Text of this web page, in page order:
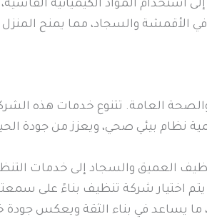
المواد الكيميائية
في الأقمشة والسجاد، مما يمنح
العامة. تتنوع خدمات هذه
نظام بيئي صحي، ويعزز من جودة
العميق والسجاد إلى خدمات
اختيار شركة تنظيف بناءً على
ما يساعد في بناء الثقة ويعكس جودة